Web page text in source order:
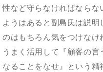
性など守らなければならな
ようはあると副島氏は説
のはもちろん気をつけな
うまく活用して『顧客の
なることをなせ』という